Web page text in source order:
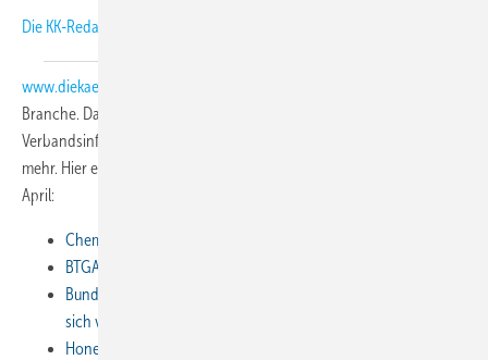
Die KK-Redaktion veröffentlicht auf
www.diekaelte.de
Branche. Darunter Personalmeldungen, Buchtipps,
Verbandsinformationen, Unternehmensmeldungen und vieles andere
mehr. Hier eine Auswahl der interessantesten Meldungen aus dem
April:
Chemours: Preiserhöhung für Freon Kältemittel in Europa
BTGA: Offizielles Lieferantenverzeichnis 2016/17 erschienen
Bundesverband Wärmepumpe: Große Koalition verabschiedet
sich von der Wärmewende
Honeywell: Frühzeitige Einstellung von Kältemitteln mit hohem